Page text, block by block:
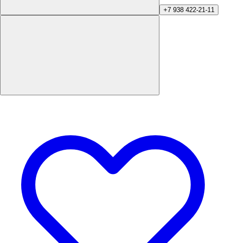
+7 938 422-21-11